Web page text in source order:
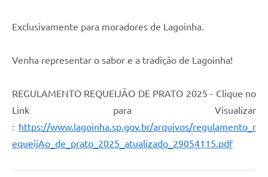
Jornal
Diário Oficial
Emprega
Exclusivamente para moradores de Lagoinha.
Venha representar o sabor e a tradição de Lagoinha!
REGULAMENTO REQUEIJÃO DE PRATO 2025 - Clique no
Link para Visualizar
: https://www.lagoinha.sp.gov.br/arquivos/regulamento_r
equeijAo_de_prato_2025_atualizado_29054115.pdf